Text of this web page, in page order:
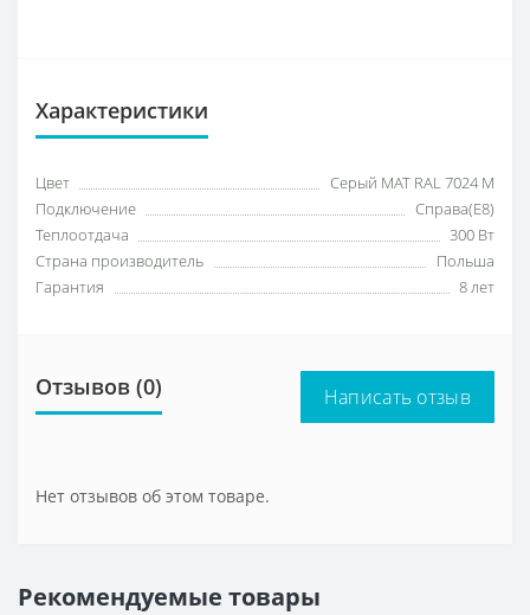
Характеристики
Цвет
Серый МАТ RAL 7024 M
Подключение
Справа(Е8)
Теплоотдача
300 Вт
Страна производитель
Польша
Гарантия
8 лет
Отзывов (0) Написать отзыв
Нет отзывов об этом товаре.
Рекомендуемые товары